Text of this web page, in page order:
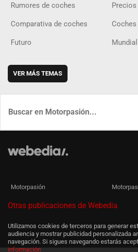
Rumores de coches
Comparativa de coches
Futuro
VER MÁS TEMAS
Motorpasión
Otras publicaciones de Webedia
Utilizamos cookies de terceros para generar
audiencia y mostrar publicidad personalizada
navegación. Si sigues navegando estarás
información